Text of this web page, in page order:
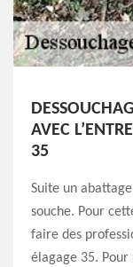
AVEC
35
Suite un
souche. Pour
faire des
élagage 35. Pour